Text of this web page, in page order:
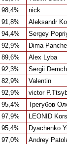
98,4%
nick
91,8%
Aleksandr
94,4%
Sergey
92,9%
Dima
89,6%
Alex Lyba
92,3%
Sergii
82,9%
Valentin
92,9%
victor
95,4%
Трегубов
97,9%
LEONID
95,4%
Dyachenko
97,0%
Andrey